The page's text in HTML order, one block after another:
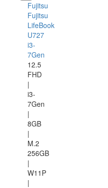
Fujitsu
Fujitsu
LifeBook
U727
i3-
7Gen
12.5
FHD
|
i3-
7Gen
|
8GB
|
M.2
256GB
|
W11P
|